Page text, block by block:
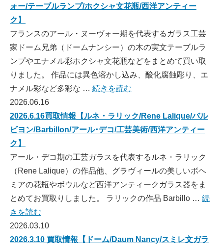
ォー/テーブルランプ/ホクシャ文花瓶/西洋アンティー
ク】
フランスのアール・ヌーヴォー期を代表するガラス工芸
家ドーム兄弟（ドームナンシー）の木の実文テーブルラ
ンプやエナメル彩ホクシャ文花瓶などをまとめて買い取
りました。 作品には異色溶かし込み、酸化腐蝕彫り、エ
ナメル彩など多彩な … 続きを読む
2026.06.16
2026.6.16買取情報【ルネ・ラリック/Rene Lalique/バル
ビヨン/Barbillon/アール･デコ/工芸美術/西洋アンティー
ク】
アール・デコ期の工芸ガラスを代表するルネ・ラリック
（Rene Lalique）の作品他、グラヴィールの美しいボヘ
ミアの花瓶やボウルなど西洋アンティークガラス器をま
とめてお買取りしました。 ラリックの作品 Barbillo … 続
きを読む
2026.03.10
2026.3.10 買取情報【ドーム/Daum Nancy/スミレ文ガラ